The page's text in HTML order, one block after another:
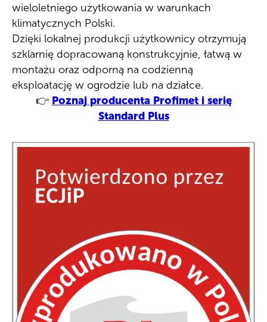
wieloletniego użytkowania w warunkach
klimatycznych Polski.
Dzięki lokalnej produkcji użytkownicy otrzymują
szklarnię dopracowaną konstrukcyjnie, łatwą w
montażu oraz odporną na codzienną
eksploatację w ogrodzie lub na działce.
👉 Poznaj producenta Profimet i serię
Standard Plus